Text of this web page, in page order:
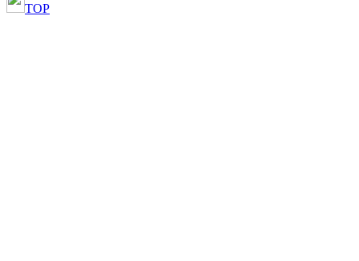
TOP